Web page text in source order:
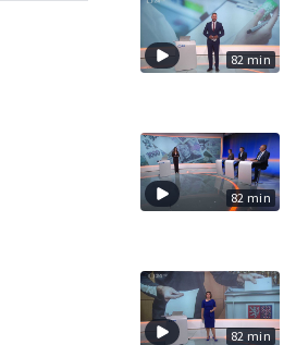
82 min
82 min
82 min